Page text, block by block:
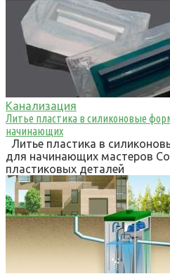
Канализация
Литье пластика в силиконовые
начинающих
Литье пластика в
для начинающих мастеров
пластиковых деталей